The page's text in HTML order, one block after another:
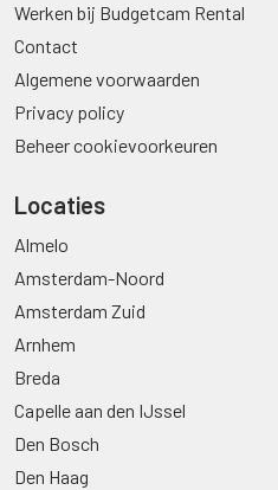
Werken bij Budgetcam Rental
Contact
Algemene voorwaarden
Privacy policy
Beheer cookievoorkeuren
Locaties
Almelo
Amsterdam-Noord
Amsterdam Zuid
Arnhem
Breda
Capelle aan den IJssel
Den Bosch
Den Haag